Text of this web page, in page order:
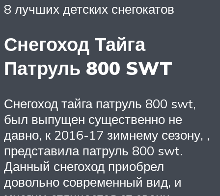
8 лучших детских снегокатов
Снегоход Тайга
Патруль 800 SWT
Снегоход тайга патруль 800 swt,
был выпущен существенно не
давно, к 2016-17 зимнему сезону, ,
представила патруль 800 swt.
Данный снегоход приобрел
довольно современный вид, и